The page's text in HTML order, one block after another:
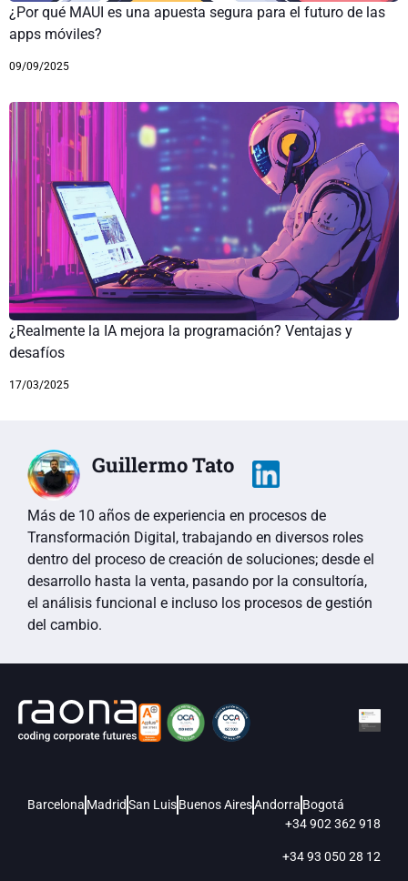
¿Por qué MAUI es una apuesta segura para el futuro de las
apps móviles?
09/09/2025
¿Realmente la IA mejora la programación? Ventajas y
desafíos
17/03/2025
Guillermo Tato
Más de 10 años de experiencia en procesos de
Transformación Digital, trabajando en diversos roles
dentro del proceso de creación de soluciones; desde el
desarrollo hasta la venta, pasando por la consultoría,
el análisis funcional e incluso los procesos de gestión
del cambio.
Barcelona MadridSan LuisBuenos AiresAndorra Bogotá
+34 902 362 918
+34 93 050 28 12